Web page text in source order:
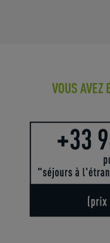
VOUS AVEZ